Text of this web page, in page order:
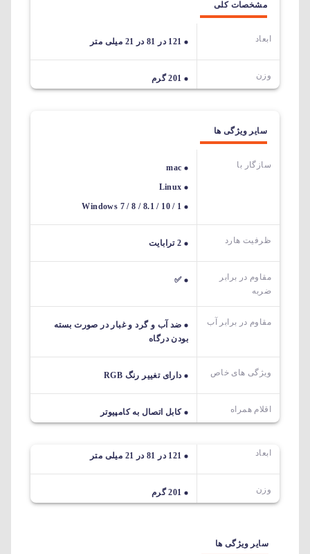
مشخصات کلی
ابعاد 121 در 81 در 21 میلی متر
وزن 201 گرم
سایر ویژگی ها
سازگار با
mac
Linux
Windows 7 / 8 / 8.1 / 10 / 1
ظرفیت هارد 2 ترابایت
مقاوم در برابر
ضربه
✅
مقاوم در برابر آب
ضد آب و گرد و غبار در صورت بسته
بودن درگاه
ویژگی های خاص دارای تغییر رنگ RGB
اقلام همراه کابل اتصال به کامپیوتر
ابعاد 121 در 81 در 21 میلی متر
وزن 201 گرم
سایر ویژگی ها